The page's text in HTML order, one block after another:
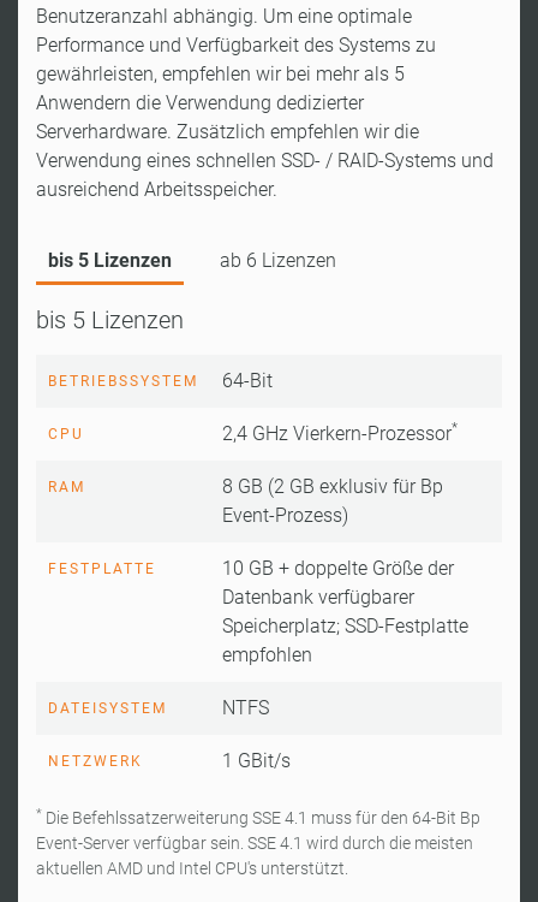
Benutzeranzahl abhängig. Um eine optimale
Performance und Verfügbarkeit des Systems zu
gewährleisten, empfehlen wir bei mehr als 5
Anwendern die Verwendung dedizierter
Serverhardware. Zusätzlich empfehlen wir die
Verwendung eines schnellen SSD- / RAID-Systems und
ausreichend Arbeitsspeicher.
bis 5 Lizenzen ab 6 Lizenzen
bis 5 Lizenzen
BETRIEBSSYSTEM 64-Bit
CPU 2,4 GHz Vierkern-Prozessor*
RAM
8 GB (2 GB exklusiv für Bp
Event-Prozess)
FESTPLATTE
10 GB + doppelte Größe der
Datenbank verfügbarer
Speicherplatz; SSD-Festplatte
empfohlen
DATEISYSTEM NTFS
NETZWERK 1 GBit/s
* Die Befehlssatzerweiterung SSE 4.1 muss für den 64-Bit Bp
Event-Server verfügbar sein. SSE 4.1 wird durch die meisten
aktuellen AMD und Intel CPU's unterstützt.